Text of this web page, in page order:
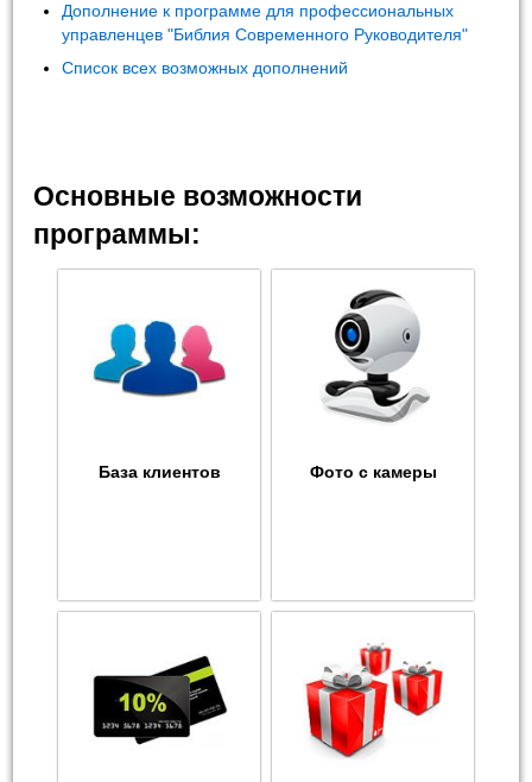
Дополнение к программе для профессиональных
управленцев "Библия Современного Руководителя"
Список всех возможных дополнений
Основные возможности
программы:
База клиентов Фото с камеры